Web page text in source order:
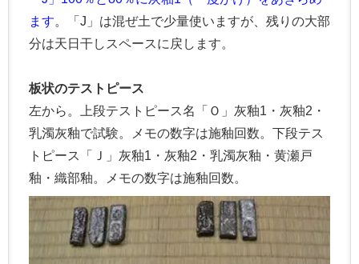
ます。「J」は混ぜ土で少量使いますが、残りの大部
分は天日干しスペースに戻します。
板状のテストピース
左から。上段テストピース名「Ｏ」灰釉1・灰釉2・
乳濁灰釉で試験。メモの数字は施釉回数。下段テス
トピース「Ｊ」灰釉1・灰釉2・乳濁灰釉・黄瀬戸
釉・織部釉。メモの数字は施釉回数。